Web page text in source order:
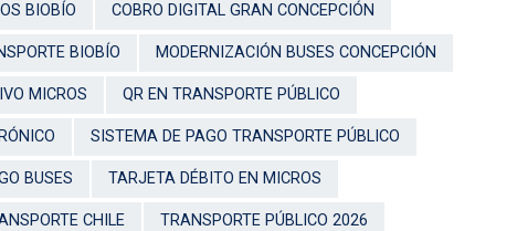
BIOBÍO COBRO DIGITAL GRAN CONCEPCIÓN
BIOBÍO MODERNIZACIÓN BUSES CONCEPCIÓN
MICROS QR EN TRANSPORTE PÚBLICO
SISTEMA DE PAGO TRANSPORTE PÚBLICO
BUSES TARJETA DÉBITO EN MICROS
CHILE TRANSPORTE PÚBLICO 2026